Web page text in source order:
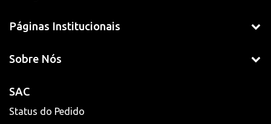
Páginas Institucionais
Sobre Nós
SAC
Status do Pedido